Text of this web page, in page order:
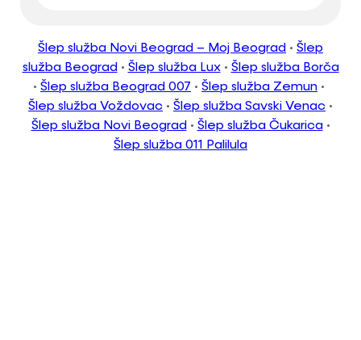
Šlep služba Novi Beograd – Moj Beograd • Šlep
služba Beograd • Šlep služba Lux• Šlep služba Borča
• Šlep služba Beograd 007 • Šlep služba Zemun •
Šlep služba Voždovac • Šlep služba Savski Venac •
Šlep služba Novi Beograd • Šlep služba Čukarica•
Šlep služba 011 Palilula